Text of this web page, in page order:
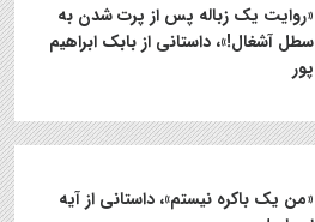
«روایت یک زباله پس از پرت شدن به
سطل آشغال!»، داستانی از بابک ابراهیم
پور
«من یک باکره نیستم»، داستانی از آیه